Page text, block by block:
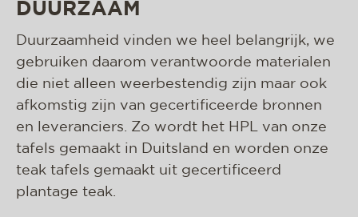
DUURZAAM
Duurzaamheid vinden we heel belangrijk, we
gebruiken daarom verantwoorde materialen
die niet alleen weerbestendig zijn maar ook
afkomstig zijn van gecertificeerde bronnen
en leveranciers. Zo wordt het HPL van onze
tafels gemaakt in Duitsland en worden onze
teak tafels gemaakt uit gecertificeerd
plantage teak.